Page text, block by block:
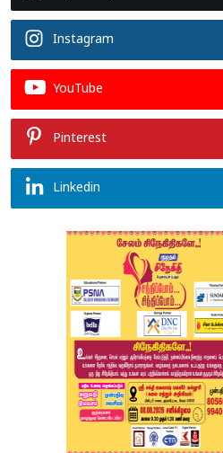
Instagram
YouTube
Pinterest
Linkedin